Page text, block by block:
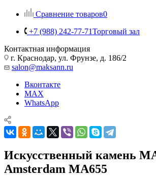
Сравнение товаров0
+7 (988) 242-77-71Торговый зал
Контактная информация
г. Краснодар, ул. Фрунзе, д. 186/2
salon@maksann.ru
Вконтакте
MAX
WhatsApp
Искусственный камень
Amsterdam MA655